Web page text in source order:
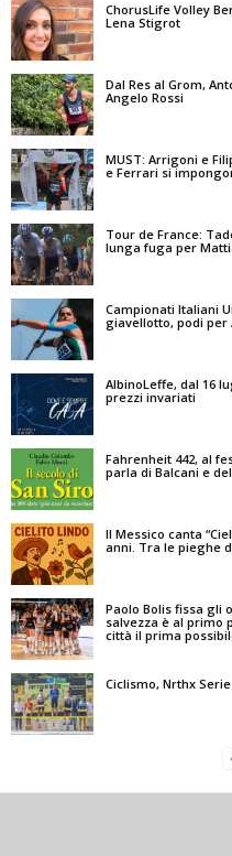
ChorusLife Volley
Lena Stigrot
Dal Res al Grom,
Angelo Rossi
MUST: Arrigoni e
e Ferrari si
Tour de France:
lunga fuga per
Campionati Italiani
giavellotto, podi per
AlbinoLeffe, dal 16
prezzi invariati
Fahrenheit 442, al
parla di Balcani e
Il Messico canta
anni. Tra le pieghe
Paolo Bolis fissa gli
salvezza è al primo
città il prima
Ciclismo, Nrthx